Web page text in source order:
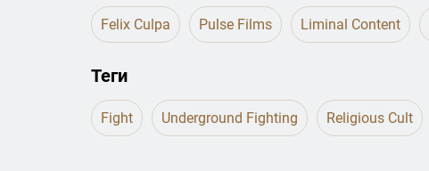
Felix Culpa Pulse Films Liminal Content
Теги
Fight Underground Fighting Religious Cult